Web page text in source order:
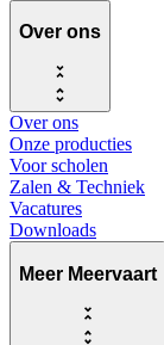
Over ons
Over ons
Onze producties
Voor scholen
Zalen & Techniek
Vacatures
Downloads
Meer Meervaart